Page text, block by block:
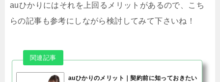
auひかりにはそれを上回るメリットがあるので、こち
らの記事も参考にしながら検討してみて下さいね！
auひかりのメリット｜契約前に知っておきたい